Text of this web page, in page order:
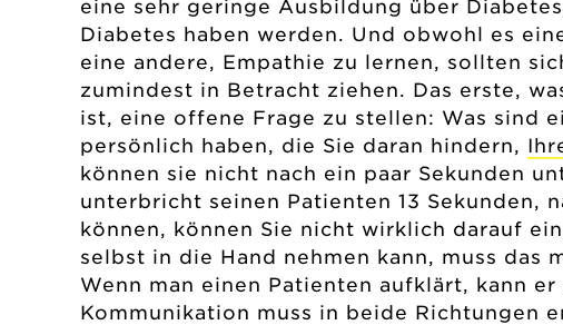
eine sehr geringe Ausbildung über
Diabetes haben werden. Und obwohl es
eine andere, Empathie zu lernen, sollten
zumindest in Betracht ziehen. Das erste,
ist, eine offene Frage zu stellen: Was sind
persönlich haben, die Sie daran hindern,
können sie nicht nach ein paar Sekunden
unterbricht seinen Patienten 13 Sekunden,
können, können Sie nicht wirklich darauf
selbst in die Hand nehmen kann, muss das
Wenn man einen Patienten aufklärt, kann
Kommunikation muss in beide Richtungen